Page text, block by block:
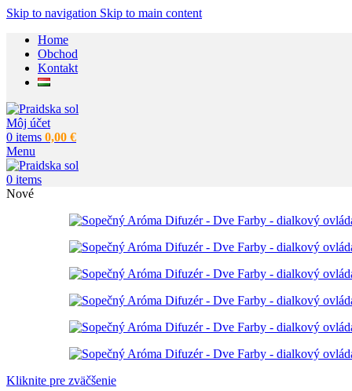
Skip to navigation Skip to main content
Home
Obchod
Kontakt
Môj účet
0 items 0,00 €
Menu
0 items
Nové
Kliknite pre zväčšenie